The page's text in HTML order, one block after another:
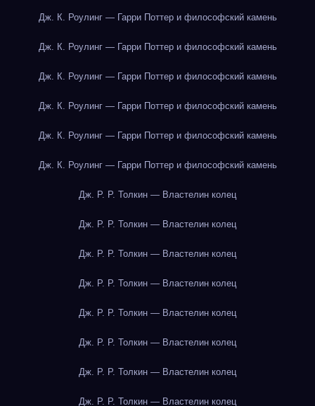
Дж. К. Роулинг — Гарри Поттер и философский камень
Дж. К. Роулинг — Гарри Поттер и философский камень
Дж. К. Роулинг — Гарри Поттер и философский камень
Дж. К. Роулинг — Гарри Поттер и философский камень
Дж. К. Роулинг — Гарри Поттер и философский камень
Дж. К. Роулинг — Гарри Поттер и философский камень
Дж. Р. Р. Толкин — Властелин колец
Дж. Р. Р. Толкин — Властелин колец
Дж. Р. Р. Толкин — Властелин колец
Дж. Р. Р. Толкин — Властелин колец
Дж. Р. Р. Толкин — Властелин колец
Дж. Р. Р. Толкин — Властелин колец
Дж. Р. Р. Толкин — Властелин колец
Дж. Р. Р. Толкин — Властелин колец